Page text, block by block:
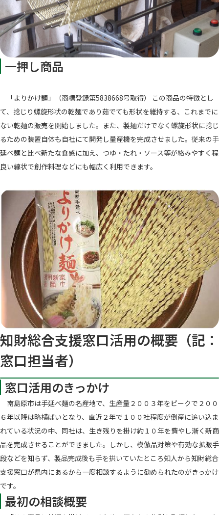
一押し商品
「よりかけ麺」（商標登録第5838668号取得） この商品の特徴とし
て、捻じり螺旋形状の乾麺であり茹でても形状を維持する、これまでに
ない乾麺の販売を開始しました。また、製麺だけでなく螺旋形状に捻じ
るための装置自体も自社にて開発し量産機を完成させました。従来の手
延べ麺と比べ新たな食感に加え、つゆ・たれ・ソース等が絡みやすく程
良い線状で創作料理などにも幅広く利用できます。
知財総合支援窓口活用の概要（記：
窓口担当者）
窓口活用のきっかけ
南島原市は手延べ麺の名産地で、生産量２００３年をピークで２００
６年以降は略横ばいとなり、直近２年で１００社程度が倒産に追い込ま
れている状況の中、同社は、生き残りを掛け約１０年を費やし漸く新商
品を完成させることができました。しかし、模倣品対策や有効な拡販手
段などを知らず、製品完成後も手を拱いていたところ知人から知財総合
支援窓口が県内にあるから一度相談するように勧められたのがきっかけ
です。
最初の相談概要